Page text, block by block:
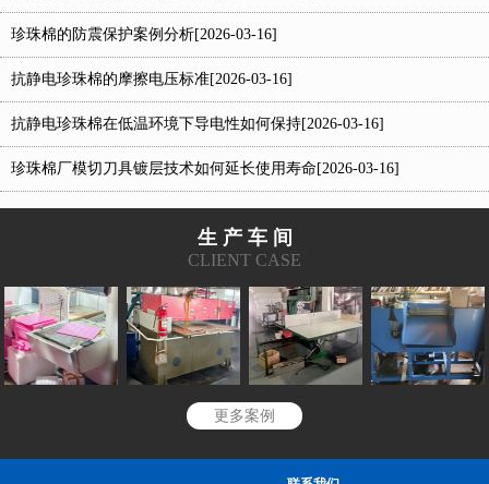
珍珠棉的防震保护案例分析[2026-03-16]
抗静电珍珠棉的摩擦电压标准[2026-03-16]
抗静电珍珠棉在低温环境下导电性如何保持[2026-03-16]
珍珠棉厂模切刀具镀层技术如何延长使用寿命[2026-03-16]
生 产 车 间
CLIENT CASE
更多案例